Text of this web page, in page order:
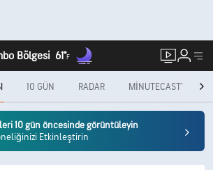
Bölgesi 61°F
10 GÜN RADAR MINUTECAST®
10 gün öncesinde görüntüleyin
Etkinleştirin